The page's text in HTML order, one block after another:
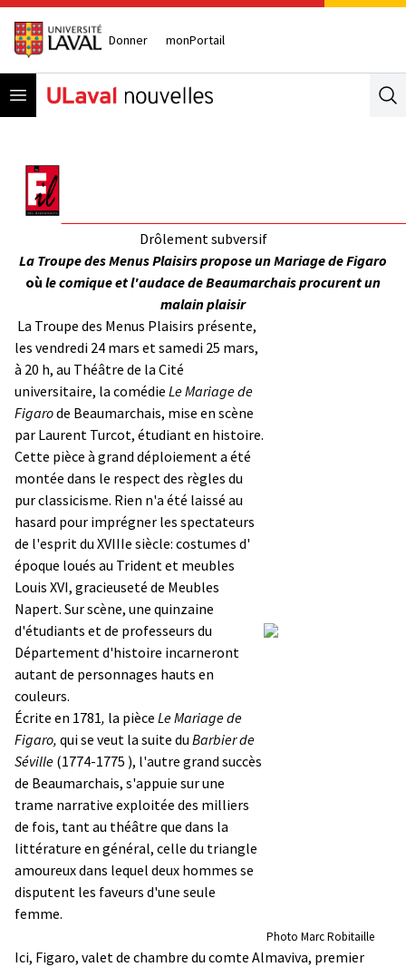
Donner monPortail
Open menu
Drôlement subversif
La Troupe des Menus Plaisirs propose un Mariage de Figaro
où le comique et l'audace de Beaumarchais procurent un
malain plaisir
La Troupe des Menus Plaisirs présente,
les vendredi 24 mars et samedi 25 mars,
à 20 h, au Théâtre de la Cité
universitaire, la comédie Le Mariage de
Figarode Beaumarchais, mise en scène
par Laurent Turcot, étudiant en histoire.
Cette pièce à grand déploiement a été
montée dans le respect des règles du
pur classicisme. Rien n'a été laissé au
hasard pour imprégner les spectateurs
de l'esprit du XVIIIe siècle: costumes d'
époque loués au Trident et meubles
Louis XVI, gracieuseté de Meubles
Napert. Sur scène, une quinzaine
d'étudiants et de professeurs du
Département d'histoire incarneront
autant de personnages hauts en
couleurs.
Écrite en 1781, la pièce Le Mariage de
Figaro, qui se veut la suite du Barbier de
Séville (1774-1775 ), l'autre grand succès
de Beaumarchais, s'appuie sur une
trame narrative exploitée des milliers
de fois, tant au théâtre que dans la
littérature en général, celle du triangle
amoureux dans lequel deux hommes se
disputent les faveurs d'une seule
femme.
Photo Marc Robitaille
Ici, Figaro, valet de chambre du comte Almaviva, premier